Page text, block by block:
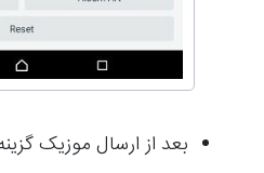
بعد از ارسال موزیک